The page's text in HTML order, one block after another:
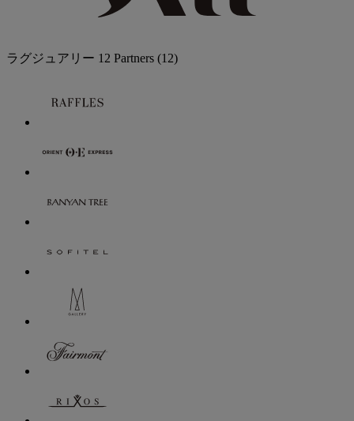
ラグジュアリー 12 Partners (12)